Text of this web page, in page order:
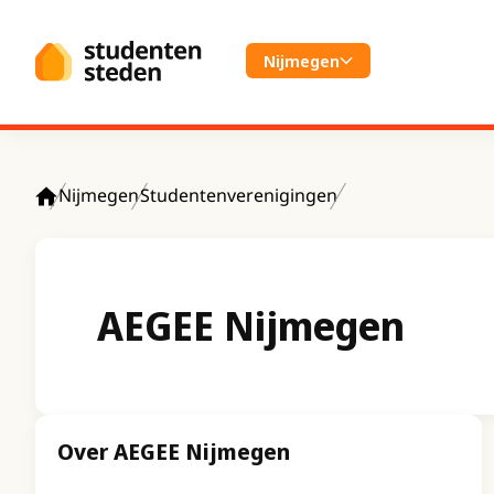
Nijmegen
NijmegenStudentenverenigingen
AEGEE Nijmegen
Over AEGEE Nijmegen